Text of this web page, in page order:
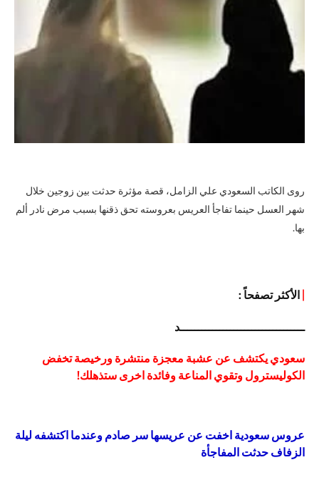
روى الكاتب السعودي علي الزامل، قصة مؤثرة حدثت بين زوجين خلال
شهر العسل حينما تفاجأ العريس بعروسته تحق ذقنها بسبب مرض نادر ألم
بها.
الأكثر تصفحاً :
ـــــــــــــــــــــــــــــــــــد
سعودي يكتشف عن عشبة معجزة منتشرة ورخيصة تخفض
الكوليسترول وتقوي المناعة وفائدة اخرى ستذهلك!
عروس سعودية اخفت عن عريسها سر صادم وعندما اكتشفه ليلة
الزفاف حدثت المفاجأة